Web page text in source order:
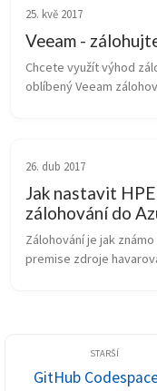
25. kvě 2017
Veeam -
Chcete využít výhod
oblíbený Veeam
26. dub 2017
Jak nastavit
zálohování do
Zálohování je jak
premise zdroje
GitHub